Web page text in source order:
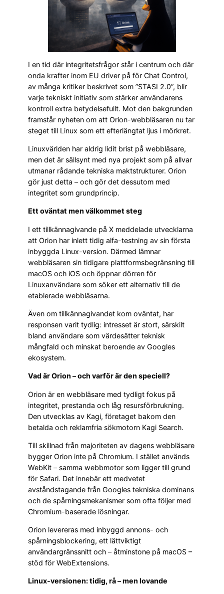
I en tid där integritetsfrågor står i centrum och där
onda krafter inom EU driver på för Chat Control,
av många kritiker beskrivet som ”STASI 2.0”, blir
varje tekniskt initiativ som stärker användarens
kontroll extra betydelsefullt. Mot den bakgrunden
framstår nyheten om att Orion-webbläsaren nu tar
steget till Linux som ett efterlängtat ljus i mörkret.
Linuxvärlden har aldrig lidit brist på webbläsare,
men det är sällsynt med nya projekt som på allvar
utmanar rådande tekniska maktstrukturer. Orion
gör just detta – och gör det dessutom med
integritet som grundprincip.
Ett oväntat men välkommet steg
I ett tillkännagivande på X meddelade utvecklarna
att Orion har inlett tidig alfa-testning av sin första
inbyggda Linux-version. Därmed lämnar
webbläsaren sin tidigare plattformsbegränsning till
macOS och iOS och öppnar dörren för
Linuxanvändare som söker ett alternativ till de
etablerade webbläsarna.
Även om tillkännagivandet kom oväntat, har
responsen varit tydlig: intresset är stort, särskilt
bland användare som värdesätter teknisk
mångfald och minskat beroende av Googles
ekosystem.
Vad är Orion – och varför är den speciell?
Orion är en webbläsare med tydligt fokus på
integritet, prestanda och låg resursförbrukning.
Den utvecklas av Kagi, företaget bakom den
betalda och reklamfria sökmotorn Kagi Search.
Till skillnad från majoriteten av dagens webbläsare
bygger Orion inte på Chromium. I stället används
WebKit – samma webbmotor som ligger till grund
för Safari. Det innebär ett medvetet
avståndstagande från Googles tekniska dominans
och de spårningsmekanismer som ofta följer med
Chromium-baserade lösningar.
Orion levereras med inbyggd annons- och
spårningsblockering, ett lättviktigt
användargränssnitt och – åtminstone på macOS –
stöd för WebExtensions.
Linux-versionen: tidig, rå – men lovande